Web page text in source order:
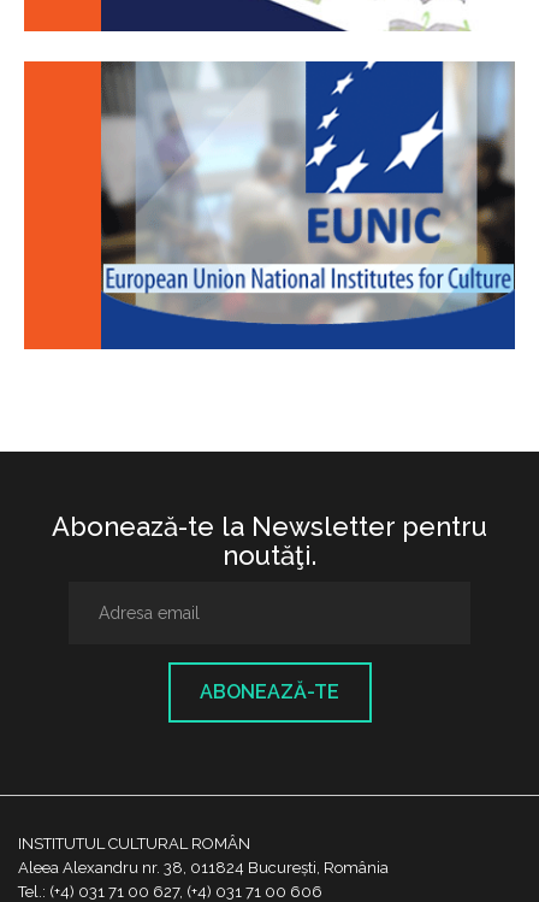
Abonează-te la Newsletter pentru
noutăţi.
ABONEAZĂ-TE
INSTITUTUL CULTURAL ROMÂN
Aleea Alexandru nr. 38, 011824 București, România
Tel.: (+4) 031 71 00 627, (+4) 031 71 00 606